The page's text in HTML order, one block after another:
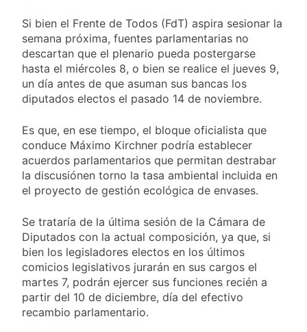
riesgo país quedó al
borde de los 450
puntos
al Congreso y
calificó a los
responsables como
«delincuentes
anarquistas»
1 Día Atrás
Día Internacional de
la Cerveza: los tres
secretos para
servirla
correctamente
1 Día Atrás
El frío polar se
instala en Buenos
tiempo y llegan las
temperaturas más
bajas de la semana
Día de San Cayetano:
por qué se celebra
cada 7 de agosto y
qué representa para
los argentinos
1 Día Atrás
El Senado aprobó la
ley de propiedad
Gobierno debió
eliminar otro capítulo
Incidentes frente al
Congreso durante la
protesta contra la
Ley de Propiedad
Privada: hubo
detenidos y
enfrentamientos
2 Días Atrás
La Fiscalía rechazó el
pedido para
suspender el juicio
2 Días Atrás
Si bien el Frente de Todos (FdT) aspira sesionar la
semana próxima, fuentes parlamentarias no
descartan que el plenario pueda postergarse
hasta el miércoles 8, o bien se realice el jueves 9,
un día antes de que asuman sus bancas los
diputados electos el pasado 14 de noviembre.
Es que, en ese tiempo, el bloque oficialista que
conduce Máximo Kirchner podría establecer
acuerdos parlamentarios que permitan destrabar
la discusiónen torno la tasa ambiental incluida en
el proyecto de gestión ecológica de envases.
Se trataría de la última sesión de la Cámara de
Diputados con la actual composición, ya que, si
bien los legisladores electos en los últimos
comicios legislativos jurarán en sus cargos el
martes 7, podrán ejercer sus funciones recién a
partir del 10 de diciembre, día del efectivo
recambio parlamentario.